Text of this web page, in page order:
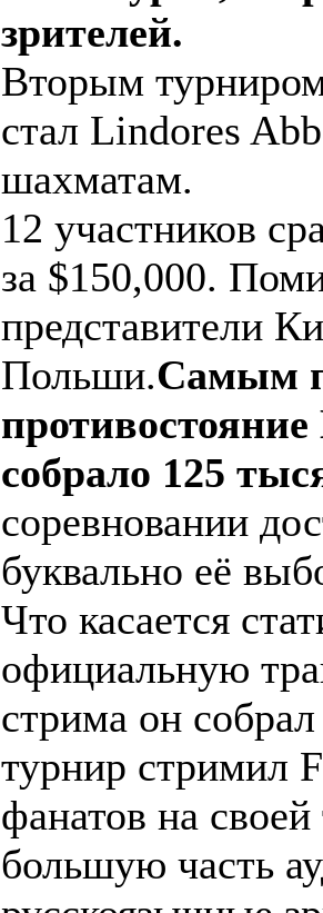
зрителей.
Вторым
стал Lindores
шахматам.
12 участников
за $150,000.
представители
Польши.Самым
собрало 125
соревновании
буквально её
Что касается
официальную
стрима он
турнир стримил
фанатов на
большую часть